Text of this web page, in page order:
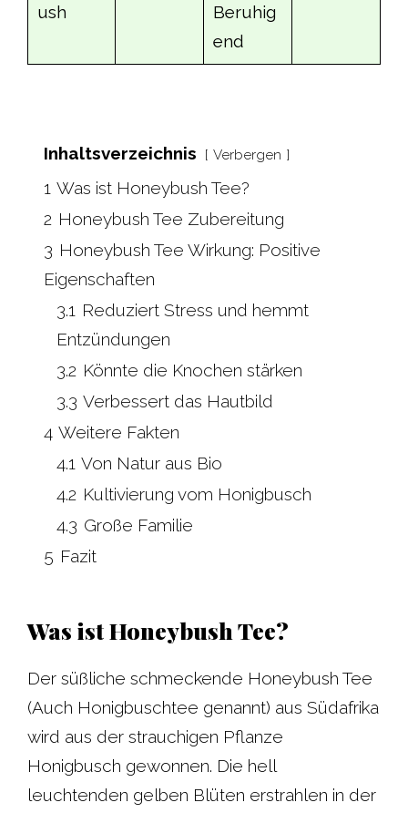
ush
Beruhig
end
Inhaltsverzeichnis Verbergen
1 Was ist Honeybush Tee?
2 Honeybush Tee Zubereitung
3 Honeybush Tee Wirkung: Positive
Eigenschaften
3.1 Reduziert Stress und hemmt
Entzündungen
3.2 Könnte die Knochen stärken
3.3 Verbessert das Hautbild
4 Weitere Fakten
4.1 Von Natur aus Bio
4.2 Kultivierung vom Honigbusch
4.3 Große Familie
5 Fazit
Was ist Honeybush Tee?
Der süßliche schmeckende Honeybush Tee
(Auch Honigbuschtee genannt) aus Südafrika
wird aus der strauchigen Pflanze
Honigbusch gewonnen. Die hell
leuchtenden gelben Blüten erstrahlen in der